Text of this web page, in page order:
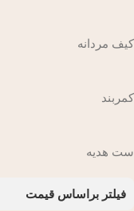
کیف مردانه
کمربند
ست هدیه
فیلتر براساس قیمت